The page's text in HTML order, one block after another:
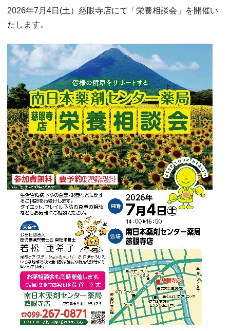
2026年7月4日(土）慈眼寺店にて「栄養相談会」を開催い
たします。